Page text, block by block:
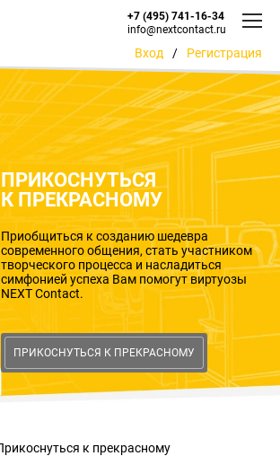
ПРИКОСНУТЬСЯ
К ПРЕКРАСНОМУ
Приобщиться к созданию шедевра
современного общения, стать участником
творческого процесса и насладиться
симфонией успеха Вам помогут виртуозы
NEXT Contact.
ПРИКОСНУТЬСЯ К ПРЕКРАСНОМУ
+7 (495) 741-16-34
info@nextcontact.ru
Вход / Регистрация
к прекрасному